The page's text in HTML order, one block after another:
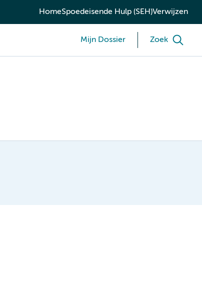
HomeSpoedeisende Hulp (SEH)Verwijzen
Mijn Dossier Zoek